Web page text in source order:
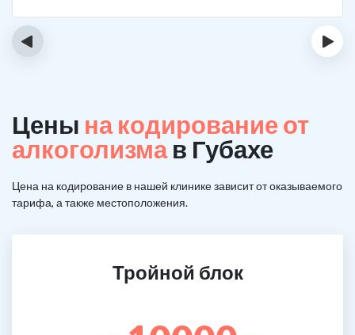
‹ ›
Цены на кодирование от
алкоголизмав Губахе
Цена на кодирование в нашей клинике зависит от оказываемого
тарифа, а также местоположения.
Тройной блок